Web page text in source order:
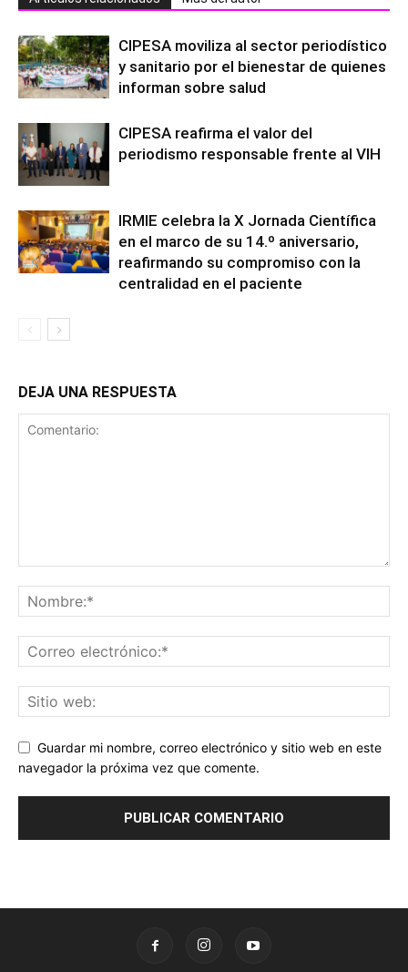
CIPESA moviliza al sector periodístico
y sanitario por el bienestar de quienes
informan sobre salud
CIPESA reafirma el valor del
periodismo responsable frente al VIH
IRMIE celebra la X Jornada Científica
en el marco de su 14.º aniversario,
reafirmando su compromiso con la
centralidad en el paciente
DEJA UNA RESPUESTA
Guardar mi nombre, correo electrónico y sitio web en este
navegador la próxima vez que comente.